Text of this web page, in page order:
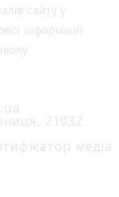
сайту у
інформації
21032
медіа